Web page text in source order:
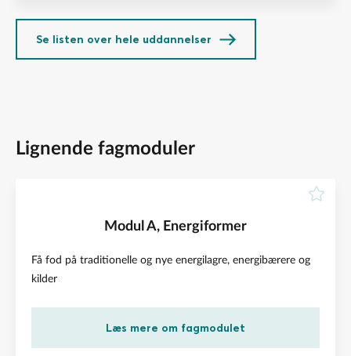
Se listen over hele uddannelser
Lignende fagmoduler
Modul A, Energiformer
Få fod på traditionelle og nye energilagre, energibærere og
kilder
Læs mere om fagmodulet